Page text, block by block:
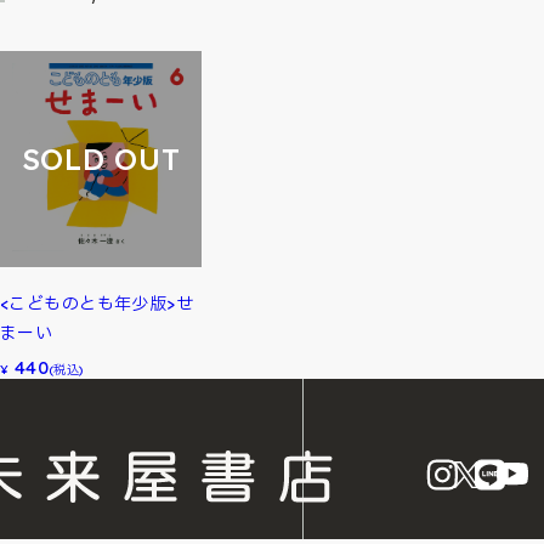
SOLD OUT
<こどものとも年少版>せ
まーい
¥ 440(税込)
instagram
X LINE